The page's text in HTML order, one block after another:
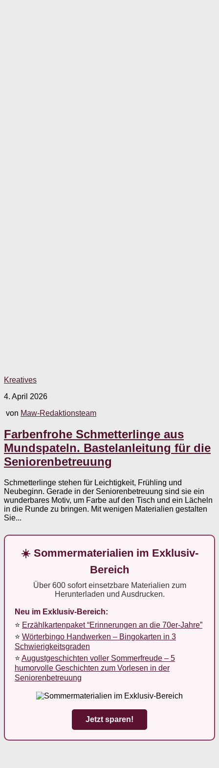
Kreatives
4. April 2026
von Maw-Redaktionsteam
Farbenfrohe Schmetterlinge aus
Mundspateln. Bastelanleitung für die
Seniorenbetreuung
Schmetterlinge stehen für Leichtigkeit, Frühling und
Neubeginn. Gerade in der Seniorenbetreuung sind sie ein
wunderbares Motiv, um Farbe auf den Tisch und ein Lächeln
in die Runde zu bringen. Mit wenigen Materialien gestalten
Sie...
☀️ Sommermaterialien im Exklusiv-
Bereich
Über 600 sofort einsetzbare Materialien zum
Herunterladen und Ausdrucken.
Neu im Exklusiv-Bereich:
⭐ Erzählkartenpaket “Erinnerungen an die 70er-Jahre”
⭐ Wörterbingo Handwerken – Bingokarten in 3
Schwierigkeitsgraden
⭐ Augustgeschichten voller Sommerfreude – 5
humorvolle Geschichten zum Vorlesen in der
Seniorenbetreuung
Jetzt sparen!